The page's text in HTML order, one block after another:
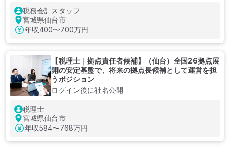
税務会計スタッフ
宮城県仙台市
年収400〜700万円
【税理士｜拠点責任者候補】（仙台）全国26拠点展
開の安定基盤で、将来の拠点長候補として運営を担
うポジション
ログイン後に社名公開
税理士
宮城県仙台市
年収584〜768万円